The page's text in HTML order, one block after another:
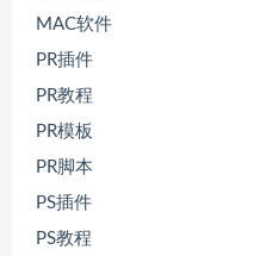
MAC软件
PR插件
PR教程
PR模板
PR脚本
PS插件
PS教程